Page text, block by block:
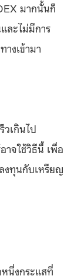
มากนั้นก็
ละไม่มีการ
างเข้ามา
วเกินไป
าจใช้วิธีนี้ เพื่อ
งทุนกับเหรียญ
นึ่งกระแสที่